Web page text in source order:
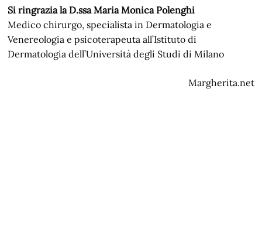
Si ringrazia la D.ssa Maria Monica Polenghi
Medico chirurgo, specialista in Dermatologia e
Venereologia e psicoterapeuta all’Istituto di
Dermatologia dell’Università degli Studi di Milano
Margherita.net